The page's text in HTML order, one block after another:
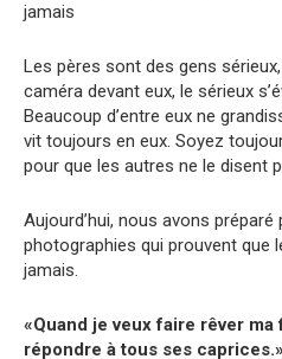
jamais
Les pères sont des gens
caméra devant eux, le sérieux
Beaucoup d’entre eux ne
vit toujours en eux. Soyez
pour que les autres ne le disent
Aujourd’hui, nous avons
photographies qui prouvent que
jamais.
«Quand je veux faire rêver
répondre à tous ses caprices.»